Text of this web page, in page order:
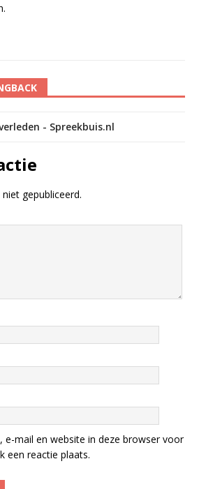
- Spreekbuis.nl
gepubliceerd.
e-mail en website in deze browser voor
een reactie plaats.